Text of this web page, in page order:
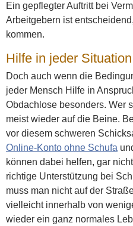
Ein gepflegter Auftritt bei
Arbeitgebern ist
kommen.
Hilfe in jeder
Doch auch wenn die
jeder Mensch Hilfe in
Obdachlose besonders. Wer
meist wieder auf die Beine.
vor diesem schweren
Online-Konto ohne Schufa
können dabei helfen, gar
richtige Unterstützung bei
muss man nicht auf der
vielleicht innerhalb von
wieder ein ganz normales